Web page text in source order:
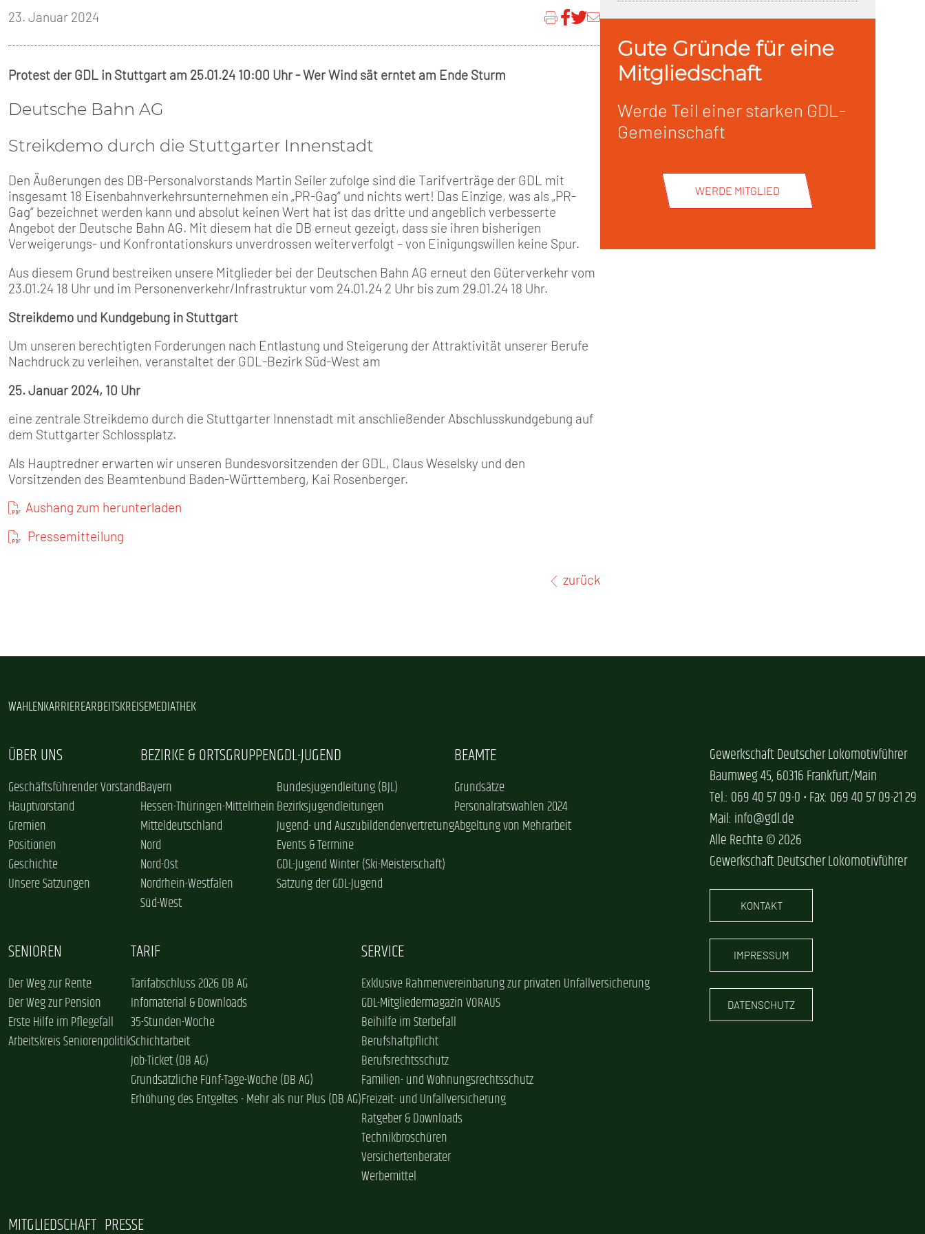
23. Januar 2024
Protest der GDL in Stuttgart am 25.01.24 10:00 Uhr - Wer Wind sät erntet am Ende Sturm
Deutsche Bahn AG
Streikdemo durch die Stuttgarter Innenstadt
Den Äußerungen des DB-Personalvorstands Martin Seiler zufolge sind die Tarifverträge der GDL mit
insgesamt 18 Eisenbahnverkehrsunternehmen ein „PR-Gag“ und nichts wert! Das Einzige, was als „PR-
Gag“ bezeichnet werden kann und absolut keinen Wert hat ist das dritte und angeblich verbesserte
Angebot der Deutsche Bahn AG. Mit diesem hat die DB erneut gezeigt, dass sie ihren bisherigen
Verweigerungs- und Konfrontationskurs unverdrossen weiterverfolgt – von Einigungswillen keine Spur.
Aus diesem Grund bestreiken unsere Mitglieder bei der Deutschen Bahn AG erneut den Güterverkehr vom
23.01.24 18 Uhr und im Personenverkehr/Infrastruktur vom 24.01.24 2 Uhr bis zum 29.01.24 18 Uhr.
Streikdemo und Kundgebung in Stuttgart
Um unseren berechtigten Forderungen nach Entlastung und Steigerung der Attraktivität unserer Berufe
Nachdruck zu verleihen, veranstaltet der GDL-Bezirk Süd-West am
25. Januar 2024, 10 Uhr
eine zentrale Streikdemo durch die Stuttgarter Innenstadt mit anschließender Abschlusskundgebung auf
dem Stuttgarter Schlossplatz.
Als Hauptredner erwarten wir unseren Bundesvorsitzenden der GDL, Claus Weselsky und den
Vorsitzenden des Beamtenbund Baden-Württemberg, Kai Rosenberger.
Aushang zum herunterladen
Pressemitteilung
zurück
Gute Gründe für eine
Mitgliedschaft
Werde Teil einer starken GDL-
Gemeinschaft
WERDE MITGLIED
WAHLENKARRIEREARBEITSKREISEMEDIATHEK
ÜBER UNS
Geschäftsführender Vorstand
Hauptvorstand
Gremien
Positionen
Geschichte
Unsere Satzungen
BEZIRKE & ORTSGRUPPEN
Bayern
Hessen-Thüringen-Mittelrhein
Mitteldeutschland
Nord
Nord-Ost
Nordrhein-Westfalen
Süd-West
GDL-JUGEND
Bundesjugendleitung (BJL)
Bezirksjugendleitungen
Jugend- und Auszubildendenvertretung
Events & Termine
GDL-Jugend Winter (Ski-Meisterschaft)
Satzung der GDL-Jugend
BEAMTE
Grundsätze
Personalratswahlen 2024
Abgeltung von Mehrarbeit
SENIOREN
Der Weg zur Rente
Der Weg zur Pension
Erste Hilfe im Pflegefall
Arbeitskreis Seniorenpolitik
TARIF
Tarifabschluss 2026 DB AG
Infomaterial & Downloads
35-Stunden-Woche
Schichtarbeit
Job-Ticket (DB AG)
Grundsätzliche Fünf-Tage-Woche (DB AG)
Erhöhung des Entgeltes - Mehr als nur Plus (DB AG)
SERVICE
Exklusive Rahmenvereinbarung zur privaten Unfallversicherung
GDL-Mitgliedermagazin VORAUS
Beihilfe im Sterbefall
Berufshaftpflicht
Berufsrechtsschutz
Familien- und Wohnungsrechtsschutz
Freizeit- und Unfallversicherung
Ratgeber & Downloads
Technikbroschüren
Versichertenberater
Werbemittel
MITGLIEDSCHAFT PRESSE
Gewerkschaft Deutscher Lokomotivführer
Baumweg 45, 60316 Frankfurt/Main
Tel.: 069 40 57 09-0 • Fax: 069 40 57 09-21 29
Mail: info@gdl.de
Alle Rechte © 2026
Gewerkschaft Deutscher Lokomotivführer
KONTAKT
IMPRESSUM
DATENSCHUTZ